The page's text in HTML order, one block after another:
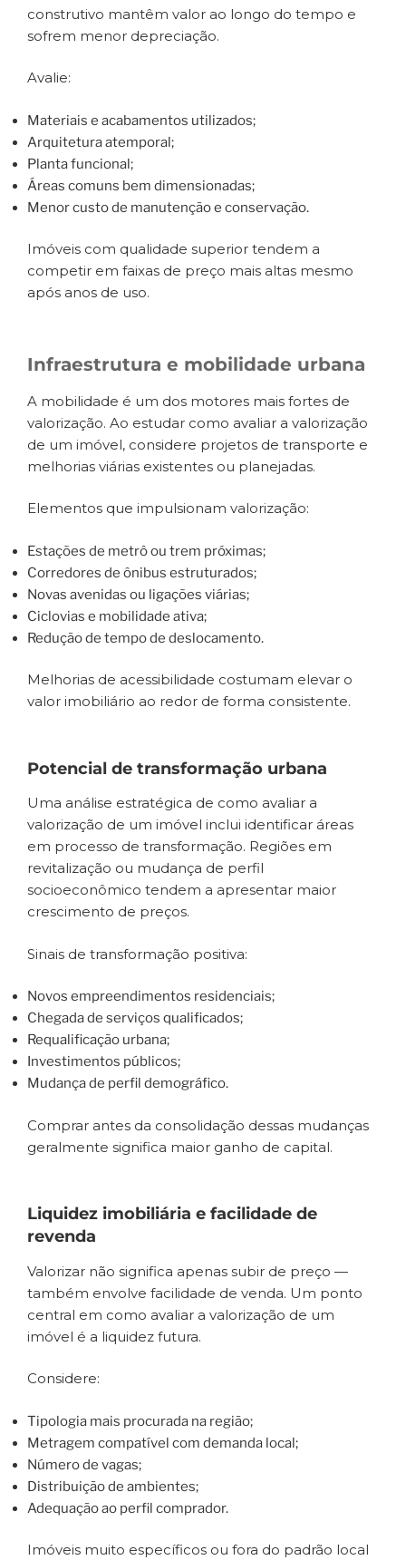
construtivo mantêm valor ao longo do tempo e
sofrem menor depreciação.
Avalie:
Materiais e acabamentos utilizados;
Arquitetura atemporal;
Planta funcional;
Áreas comuns bem dimensionadas;
Menor custo de manutenção e conservação.
Imóveis com qualidade superior tendem a
competir em faixas de preço mais altas mesmo
após anos de uso.
Infraestrutura e mobilidade urbana
A mobilidade é um dos motores mais fortes de
valorização. Ao estudar como avaliar a valorização
de um imóvel, considere projetos de transporte e
melhorias viárias existentes ou planejadas.
Elementos que impulsionam valorização:
Estações de metrô ou trem próximas;
Corredores de ônibus estruturados;
Novas avenidas ou ligações viárias;
Ciclovias e mobilidade ativa;
Redução de tempo de deslocamento.
Melhorias de acessibilidade costumam elevar o
valor imobiliário ao redor de forma consistente.
Potencial de transformação urbana
Uma análise estratégica de como avaliar a
valorização de um imóvel inclui identificar áreas
em processo de transformação. Regiões em
revitalização ou mudança de perfil
socioeconômico tendem a apresentar maior
crescimento de preços.
Sinais de transformação positiva:
Novos empreendimentos residenciais;
Chegada de serviços qualificados;
Requalificação urbana;
Investimentos públicos;
Mudança de perfil demográfico.
Comprar antes da consolidação dessas mudanças
geralmente significa maior ganho de capital.
Liquidez imobiliária e facilidade de
revenda
Valorizar não significa apenas subir de preço —
também envolve facilidade de venda. Um ponto
central em como avaliar a valorização de um
imóvel é a liquidez futura.
Considere:
Tipologia mais procurada na região;
Metragem compatível com demanda local;
Número de vagas;
Distribuição de ambientes;
Adequação ao perfil comprador.
Imóveis muito específicos ou fora do padrão local